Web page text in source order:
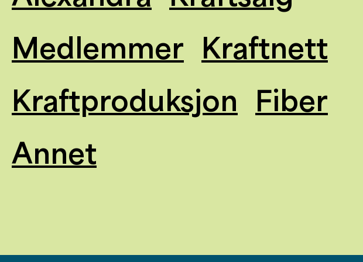
Medlemmer Kraftnett
Kraftproduksjon Fiber
Annet